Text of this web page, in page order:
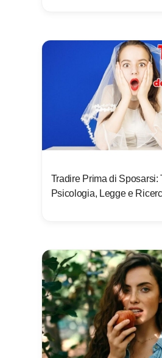
Tradire Prima di Sposarsi:
Psicologia, Legge e